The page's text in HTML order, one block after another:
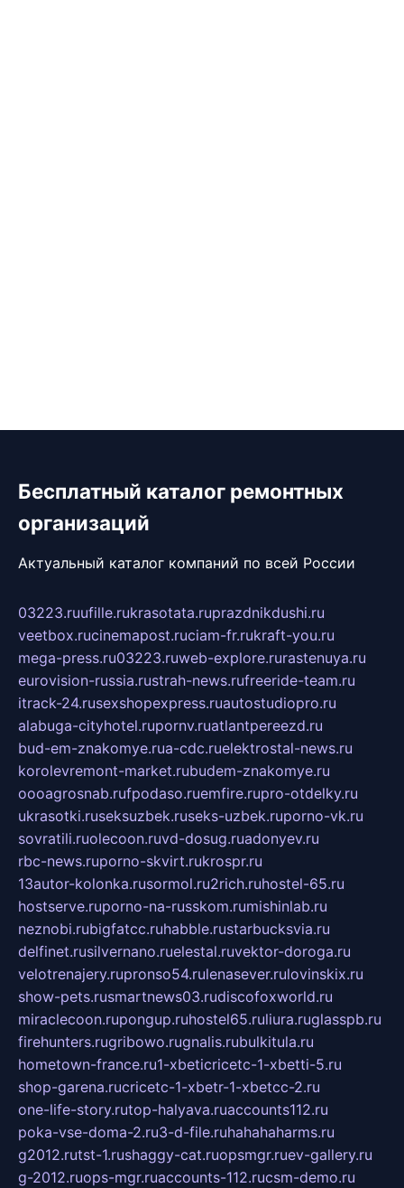
Бесплатный каталог ремонтных
организаций
Актуальный каталог компаний по всей России
03223.ruufille.rukrasotata.ruprazdnikdushi.ru
veetbox.rucinemapost.ruciam-fr.rukraft-you.ru
mega-press.ru03223.ruweb-explore.rurastenuya.ru
eurovision-russia.rustrah-news.rufreeride-team.ru
itrack-24.rusexshopexpress.ruautostudiopro.ru
alabuga-cityhotel.rupornv.ruatlantpereezd.ru
bud-em-znakomye.rua-cdc.ruelektrostal-news.ru
korolevremont-market.rubudem-znakomye.ru
oooagrosnab.rufpodaso.ruemfire.rupro-otdelky.ru
ukrasotki.ruseksuzbek.ruseks-uzbek.ruporno-vk.ru
sovratili.ruolecoon.ruvd-dosug.ruadonyev.ru
rbc-news.ruporno-skvirt.rukrospr.ru
13autor-kolonka.rusormol.ru2rich.ruhostel-65.ru
hostserve.ruporno-na-russkom.rumishinlab.ru
neznobi.rubigfatcc.ruhabble.rustarbucksvia.ru
delfinet.rusilvernano.ruelestal.ruvektor-doroga.ru
velotrenajery.rupronso54.rulenasever.rulovinskix.ru
show-pets.rusmartnews03.rudiscofoxworld.ru
miraclecoon.rupongup.ruhostel65.ruliura.ruglasspb.ru
firehunters.rugribowo.rugnalis.rubulkitula.ru
hometown-france.ru1-xbeticricetc-1-xbetti-5.ru
shop-garena.rucricetc-1-xbetr-1-xbetcc-2.ru
one-life-story.rutop-halyava.ruaccounts112.ru
poka-vse-doma-2.ru3-d-file.ruhahahaharms.ru
g2012.rutst-1.rushaggy-cat.ruopsmgr.ruev-gallery.ru
g-2012.ruops-mgr.ruaccounts-112.rucsm-demo.ru